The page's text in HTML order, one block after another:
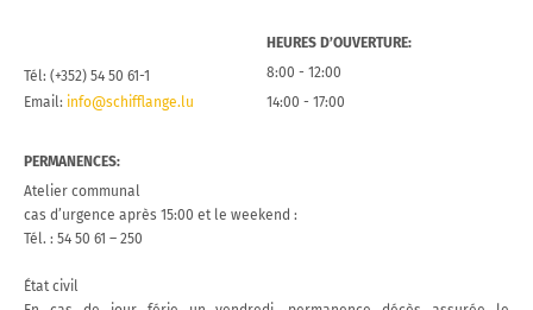
Tél: (+352) 54 50 61-1
Email: info@schifflange.lu
HEURES D’OUVERTURE:
8:00 - 12:00
14:00 - 17:00
PERMANENCES:
Atelier communal
cas d’urgence après 15:00 et le weekend :
Tél. : 54 50 61 – 250
État civil